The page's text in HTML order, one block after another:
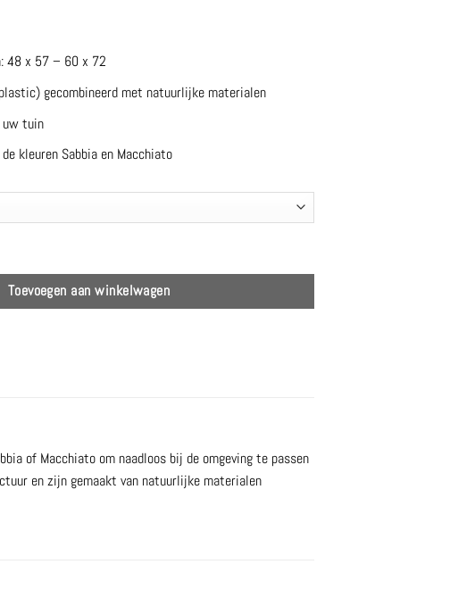
48 x 57 – 60 x 72
gecombineerd met natuurlijke materialen
uw tuin
kleuren Sabbia en Macchiato
Jardinico aantal
Toevoegen aan winkelwagen
of Macchiato om naadloos bij de omgeving te passen
en zijn gemaakt van natuurlijke materialen